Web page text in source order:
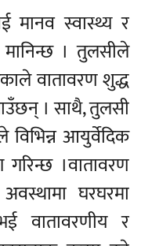
मानव स्वास्थ्य र
। तुलसीले
वातावरण शुद्ध
। साथै, तुलसी
आयुर्वेदिक
।वातावरण
घरघरमा
वातावरणीय र